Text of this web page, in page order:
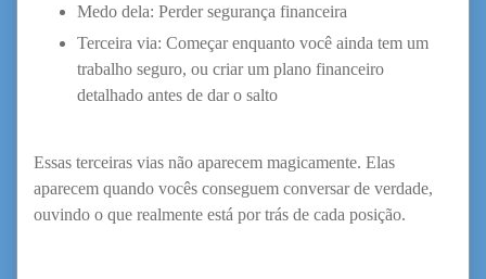
Medo dela: Perder segurança financeira
Terceira via: Começar enquanto você ainda tem um
trabalho seguro, ou criar um plano financeiro
detalhado antes de dar o salto
Essas terceiras vias não aparecem magicamente. Elas
aparecem quando vocês conseguem conversar de verdade,
ouvindo o que realmente está por trás de cada posição.